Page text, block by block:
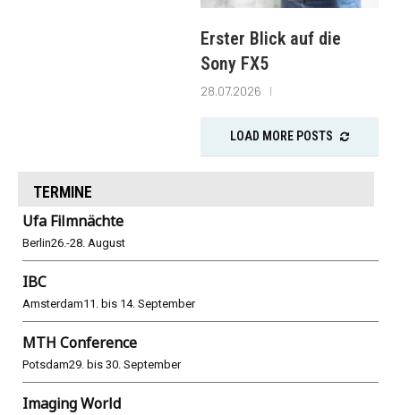
Erster Blick auf die
Sony FX5
28.07.2026
LOAD MORE POSTS
TERMINE
Ufa Filmnächte
Berlin26.-28. August
IBC
Amsterdam11. bis 14. September
MTH Conference
Potsdam29. bis 30. September
Imaging World